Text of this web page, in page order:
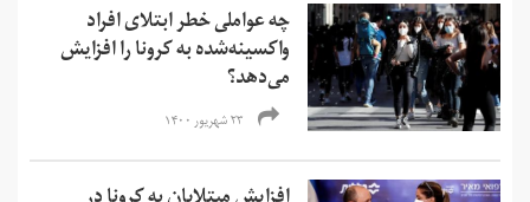
چه عواملی خطر ابتلای افراد
واکسینه‌شده به کرونا را افزایش
می‌دهد؟
۲۳ شهریور ۱۴۰۰